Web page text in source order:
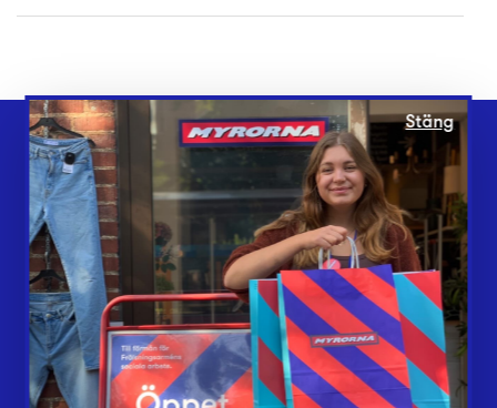
Webbshop
Butiker
Lämna in
Vårt överskott
Inlämningsplatser
Om Myrorna
Lediga jobb
Stäng